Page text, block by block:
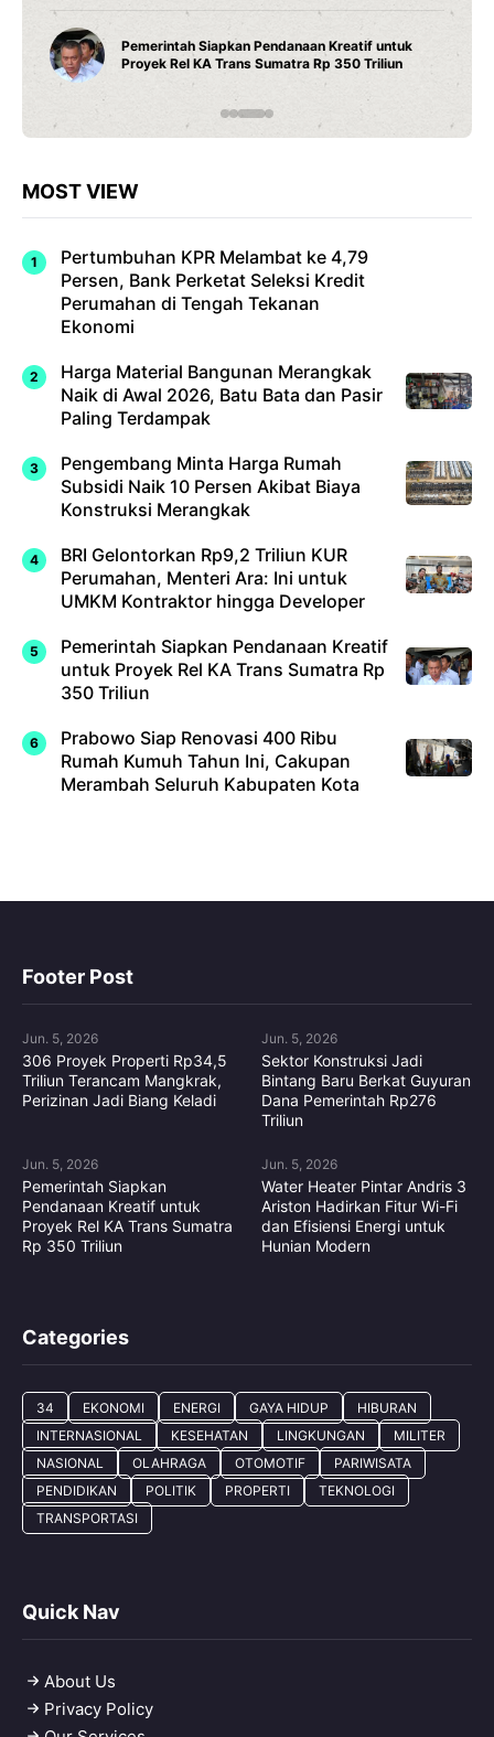
Water Heater Pintar Andris 3 Ariston Hadirkan
Fitur Wi-Fi dan Efisiensi Energi untuk Hunian
Modern
MOST VIEW
Pertumbuhan KPR Melambat ke 4,79
Persen, Bank Perketat Seleksi Kredit
Perumahan di Tengah Tekanan
Ekonomi
Harga Material Bangunan Merangkak
Naik di Awal 2026, Batu Bata dan Pasir
Paling Terdampak
Pengembang Minta Harga Rumah
Subsidi Naik 10 Persen Akibat Biaya
Konstruksi Merangkak
BRI Gelontorkan Rp9,2 Triliun KUR
Perumahan, Menteri Ara: Ini untuk
UMKM Kontraktor hingga Developer
Pemerintah Siapkan Pendanaan Kreatif
untuk Proyek Rel KA Trans Sumatra Rp
350 Triliun
Prabowo Siap Renovasi 400 Ribu
Rumah Kumuh Tahun Ini, Cakupan
Merambah Seluruh Kabupaten Kota
Footer Post
Jun. 5, 2026
306 Proyek Properti Rp34,5
Triliun Terancam Mangkrak,
Perizinan Jadi Biang Keladi
Jun. 5, 2026
Sektor Konstruksi Jadi
Bintang Baru Berkat Guyuran
Dana Pemerintah Rp276
Triliun
Jun. 5, 2026
Pemerintah Siapkan
Pendanaan Kreatif untuk
Proyek Rel KA Trans Sumatra
Rp 350 Triliun
Jun. 5, 2026
Water Heater Pintar Andris 3
Ariston Hadirkan Fitur Wi-Fi
dan Efisiensi Energi untuk
Hunian Modern
Categories
34 EKONOMI ENERGI GAYA HIDUP
HIBURAN
INTERNASIONAL
KESEHATAN LINGKUNGAN
MILITER
NASIONAL
OLAHRAGA OTOMOTIF
PARIWISATA
PENDIDIKAN
POLITIK PROPERTI
TEKNOLOGI
TRANSPORTASI
Quick Nav
About Us
Privacy Policy